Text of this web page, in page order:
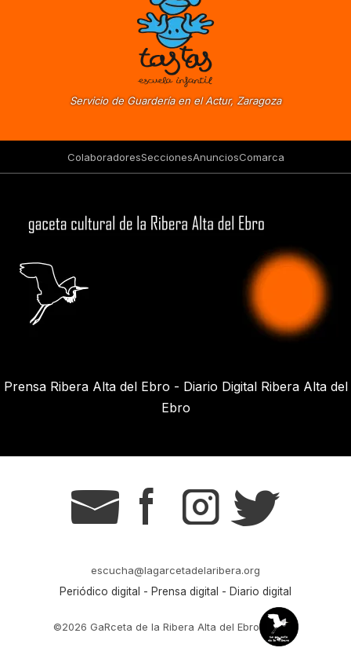
Servicio de Guardería en el Actur, Zaragoza
ColaboradoresSeccionesAnunciosComarca
Prensa Ribera Alta del Ebro - Diario Digital Ribera Alta del
Ebro
g s t r
escucha@lagarcetadelaribera.org
Periódico digital - Prensa digital - Diario digital
©2026 GaRceta de la Ribera Alta del Ebro